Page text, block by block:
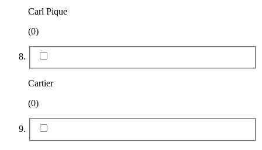
Carl Pique
(0)
Cartier
(0)